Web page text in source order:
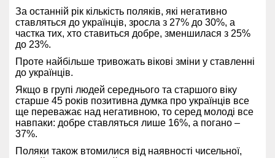
За останній рік кількість поляків, які негативно
ставляться до українців, зросла з 27% до 30%, а
частка тих, хто ставиться добре, зменшилася з 25%
до 23%.
Проте найбільше тривожать вікові зміни у ставленні
до українців.
Якщо в групі людей середнього та старшого віку
старше 45 років позитивна думка про українців все
ще переважає над негативною, то серед молоді все
навпаки: добре ставляться лише 16%, а погано –
37%.
Поляки також втомилися від наявності чисельної,